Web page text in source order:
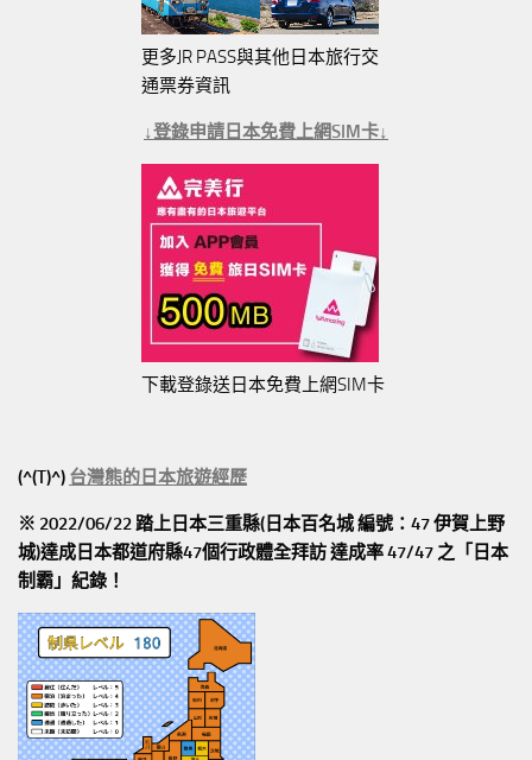
更多JR PASS與其他日本旅行交
通票券資訊
↓登錄申請日本免費上網SIM卡↓
下載登錄送日本免費上網SIM卡
(^(T)^) 台灣熊的日本旅遊經歷
※ 2022/06/22 踏上日本三重縣(日本百名城 編號：47 伊賀上野
城)達成日本都道府縣47個行政體全拜訪達成率 47/47 之「日本
制霸」紀錄！